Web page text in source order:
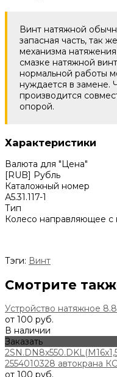
Винт натяжной
запасная часть, так
механизма
смазке натяжной
нормальной работы
нуждается в замене.
производится
опорой.
Характеристики
Валюта для "Цена"
[RUB] Рубль
Каталожный номер
А5.31.117-1
Тип
Колесо направляющее
Тэги: Винт
Смотрите
Устройство натяжное
от 100 руб.
В наличии
Заказать
2554010328 автокрана
от 100 руб.